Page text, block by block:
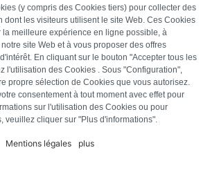
FAQ
Tous les codes d'erreur
À propos de nous
Presse
Mentions légales
Conditions générales